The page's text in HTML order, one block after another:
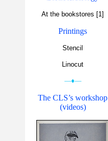
At the bookstores [1]
Printings
Stencil
Linocut
—♦—
The CLS’s workshop
(videos)